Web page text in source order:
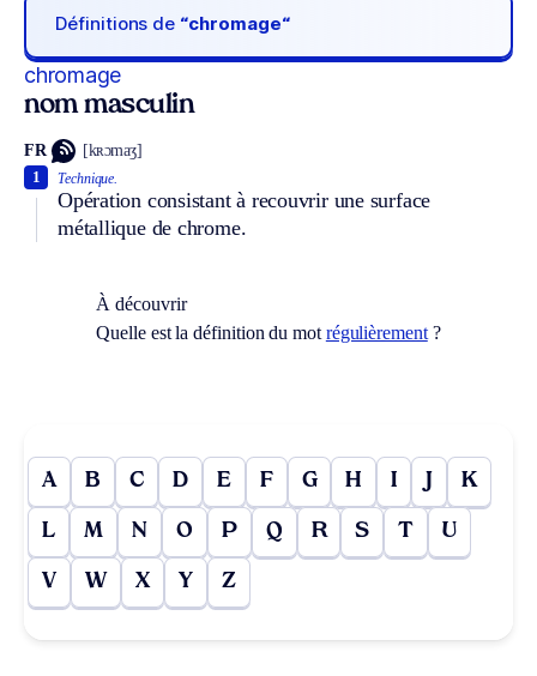
Définitions de “chromage“
chromage
nom masculin
FR [kʀɔmaʒ]
Technique.
Opération consistant à recouvrir une surface
métallique de chrome.
1
À découvrir
Quelle est la définition du mot régulièrement?
A B C D E F G H I J K
L M N O P Q R S T U
V W X Y Z